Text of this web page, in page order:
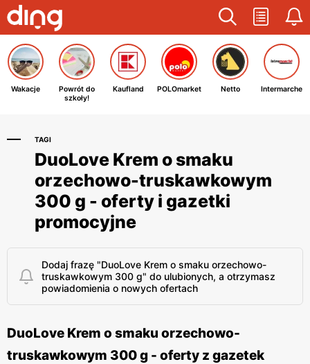
Wakacje
Powrót do
szkoły!
Kaufland POLOmarket Netto Intermarche
TAGI
DuoLove Krem o smaku
orzechowo-truskawkowym
300 g - oferty i gazetki
promocyjne
Dodaj frazę "DuoLove Krem o smaku orzechowo-
truskawkowym 300 g" do ulubionych, a otrzymasz
powiadomienia o nowych ofertach
DuoLove Krem o smaku orzechowo-
truskawkowym 300 g - oferty z gazetek